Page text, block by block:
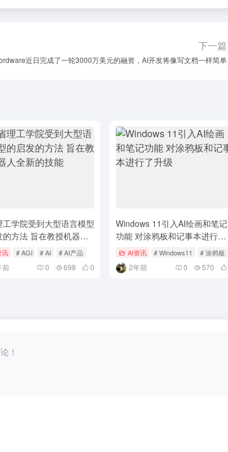
下一篇
近日完成了一轮3000万美元的融资，AI开发将像写文档一样简单
工学院受到大型语言模型
的方法 旨在教授机器人
技能
讯 # AGI # AI # AI产品
前 0 698 0
Windows 11引入AI绘画和笔记
功能 对涂鸦板和记事本进行了
升级AI资讯 # Windows11 # 涂鸦板
2年前 0 570
！